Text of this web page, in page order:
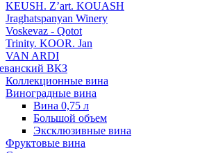
KEUSH. Z’art. KOUASH
Jraghatspanyan Winery
Voskevaz - Qotot
Trinity. KOOR. Jan
VAN ARDI
ВКЗ
Коллекционные вина
Виноградные вина
Вина 0,75 л
Большой объем
Эксклюзивные вина
Фруктовые вина